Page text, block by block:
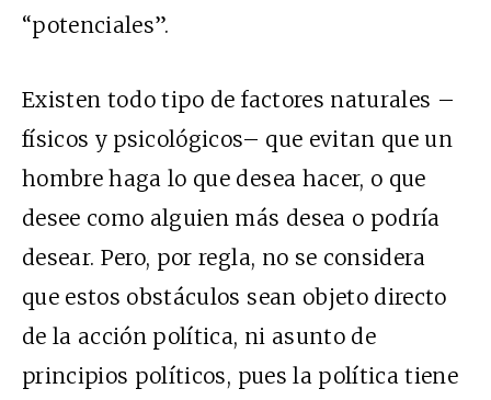
“potenciales”.
Existen todo tipo de factores naturales –
físicos y psicológicos– que evitan que un
hombre haga lo que desea hacer, o que
desee como alguien más desea o podría
desear. Pero, por regla, no se considera
que estos obstáculos sean objeto directo
de la acción política, ni asunto de
principios políticos, pues la política tiene